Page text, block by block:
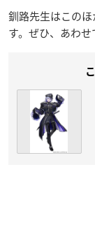
釧路先生はこの
す。ぜひ、あわせ